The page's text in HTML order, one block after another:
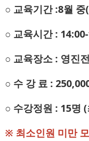
○ 교육기간:8월 중
○ 교육시간 :
○ 교육장소 : 영진
○ 수 강 료 :
○ 수강정원 : 15명
※ 최소인원 미만